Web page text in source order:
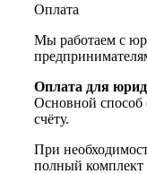
Оплата
Мы работаем с
Оплата для
Основной
счёту.
При
полный